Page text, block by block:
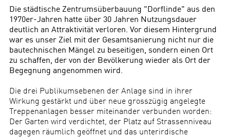
Die städtische Zentrumsüberbauung "Dorflinde" aus den
1970er-Jahren hatte über 30 Jahren Nutzungsdauer
deutlich an Attraktivität verloren. Vor diesem Hintergrund
war es unser Ziel mit der Gesamtsanierung nicht nur die
bautechnischen Mängel zu beseitigen, sondern einen Ort
zu schaffen, der von der Bevölkerung wieder als Ort der
Begegnung angenommen wird.
Die drei Publikumsebenen der Anlage sind in ihrer
Wirkung gestärkt und über neue grosszügig angelegte
Treppenanlagen besser miteinander verbunden worden:
Der Garten wird verdichtet, der Platz auf Strassenniveau
dagegen räumlich geöffnet und das unterirdische